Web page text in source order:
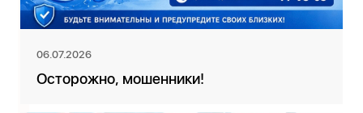
06.07.2026
Осторожно, мошенники!